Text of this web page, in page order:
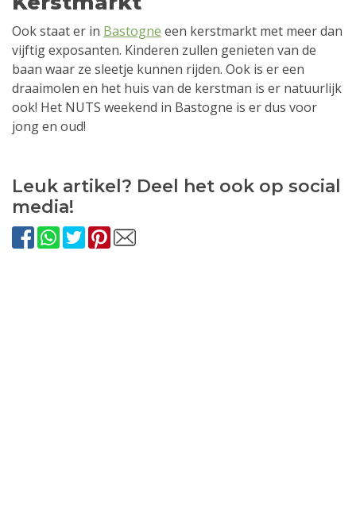
Ook staat er in Bastogne een kerstmarkt met meer dan
vijftig exposanten. Kinderen zullen genieten van de
baan waar ze sleetje kunnen rijden. Ook is er een
draaimolen en het huis van de kerstman is er natuurlijk
ook! Het NUTS weekend in Bastogne is er dus voor
jong en oud!
Leuk artikel? Deel het ook op social
media!